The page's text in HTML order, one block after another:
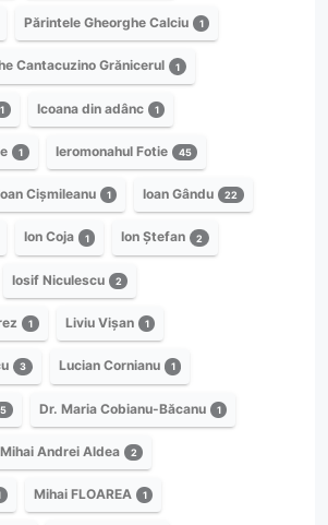
Părintele Gheorghe Calciu 1
Cantacuzino Grănicerul 1
1 Icoana din adânc 1
1 Ieromonahul Fotie 45
Cișmileanu 1 Ioan Gându 22
Ion Coja 1 Ion Ștefan 2
Iosif Niculescu 2
1 Liviu Vișan 1
3 Lucian Cornianu 1
5 Dr. Maria Cobianu-Băcanu 1
Mihai Andrei Aldea 2
Mihai FLOAREA 1